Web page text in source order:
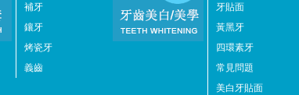
補牙
鑲牙
烤瓷牙
義齒
牙貼面
黃黑牙
四環素牙
常見問題
美白牙貼面